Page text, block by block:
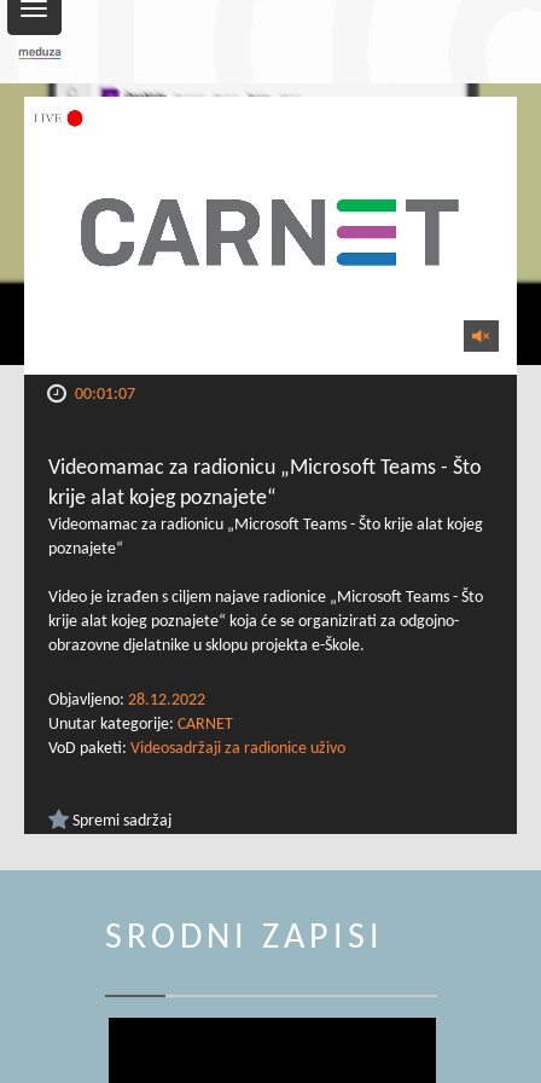
Toggle
navigation
00:01:07
Videomamac za radionicu „Microsoft Teams - Što
krije alat kojeg poznajete“
Videomamac za radionicu „Microsoft Teams - Što krije alat kojeg
poznajete“
Video je izrađen s ciljem najave radionice „Microsoft Teams - Što
krije alat kojeg poznajete“ koja će se organizirati za odgojno-
obrazovne djelatnike u sklopu projekta e-Škole.
Objavljeno: 28.12.2022
Unutar kategorije: CARNET
VoD paketi: Videosadržaji za radionice uživo
Spremi sadržaj
SRODNI ZAPISI